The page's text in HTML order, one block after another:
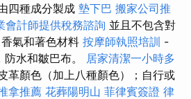
四種成分製成 墊下巴 搬家公司推
會計師提供稅務諮詢 並且不包含對
氣和著色材料 按摩師執照培訓 -
防水和皺巴布。 居家清潔一小時多
革顏色（加上八種顏色）；自行或
拿推薦 花葬陽明山 菲律賓簽證 律